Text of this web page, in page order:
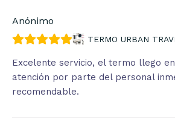
Anónimo
TERMO URBAN
Excelente servicio, el termo llego
atención por parte del personal
recomendable.